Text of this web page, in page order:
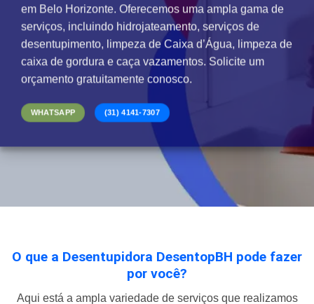
em Belo Horizonte. Oferecemos uma ampla gama de
serviços, incluindo hidrojateamento, serviços de
desentupimento, limpeza de Caixa d’Água, limpeza de
caixa de gordura e caça vazamentos. Solicite um
orçamento gratuitamente conosco.
WHATSAPP (31) 4141-7307
O que a Desentupidora DesentopBH pode fazer
por você?
Aqui está a ampla variedade de serviços que realizamos